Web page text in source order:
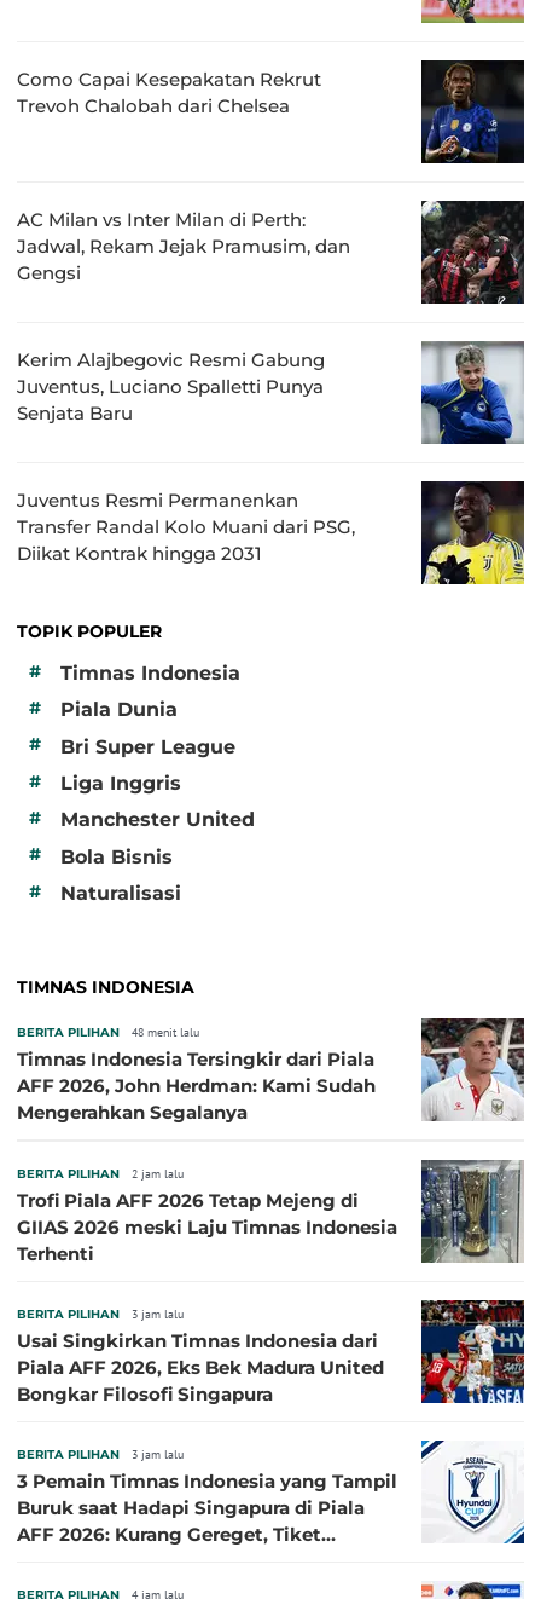
Como Capai Kesepakatan Rekrut
Trevoh Chalobah dari Chelsea
AC Milan vs Inter Milan di Perth:
Jadwal, Rekam Jejak Pramusim, dan
Gengsi
Kerim Alajbegovic Resmi Gabung
Juventus, Luciano Spalletti Punya
Senjata Baru
Juventus Resmi Permanenkan
Transfer Randal Kolo Muani dari PSG,
Diikat Kontrak hingga 2031
TOPIK POPULER
#
Timnas Indonesia
# Piala Dunia
# Bri Super League
# Liga Inggris
# Manchester United
# Bola Bisnis
# Naturalisasi
TIMNAS INDONESIA
BERITA PILIHAN 48 menit lalu
Timnas Indonesia Tersingkir dari Piala
AFF 2026, John Herdman: Kami Sudah
Mengerahkan Segalanya
BERITA PILIHAN 2 jam lalu
Trofi Piala AFF 2026 Tetap Mejeng di
GIIAS 2026 meski Laju Timnas Indonesia
Terhenti
BERITA PILIHAN 3 jam lalu
Usai Singkirkan Timnas Indonesia dari
Piala AFF 2026, Eks Bek Madura United
Bongkar Filosofi Singapura
BERITA PILIHAN 3 jam lalu
3 Pemain Timnas Indonesia yang Tampil
Buruk saat Hadapi Singapura di Piala
AFF 2026: Kurang Gereget, Tiket
BERITA PILIHAN 4 jam lalu